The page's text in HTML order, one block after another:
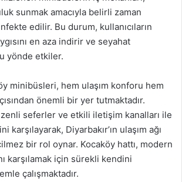
sunmak amacıyla belirli zaman
edilir. Bu durum, kullanıcıların
en aza indirir ve seyahat
yönde etkiler.
minibüsleri, hem ulaşım konforu hem
önemli bir yer tutmaktadır.
seferler ve etkili iletişim kanalları ile
karşılayarak, Diyarbakır’ın ulaşım ağı
bir rol oynar. Kocaköy hattı, modern
karşılamak için sürekli kendini
çalışmaktadır.